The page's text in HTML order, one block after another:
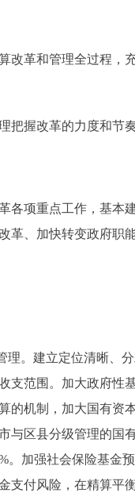
革和管理全过程，
握改革的力度和节奏
项重点工作，基本
、加快转变政府职
。建立定位清晰、
支范围。加大政府性
的机制，加大国有资
与区县分级管理的国
。加强社会保险基金
支付风险，在精算平